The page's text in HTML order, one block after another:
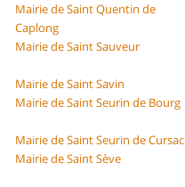
Mairie de Saint Quentin de
Caplong
Mairie de Saint Sauveur
Mairie de Saint Savin
Mairie de Saint Seurin de Bourg
Mairie de Saint Seurin de Cursac
Mairie de Saint Sève